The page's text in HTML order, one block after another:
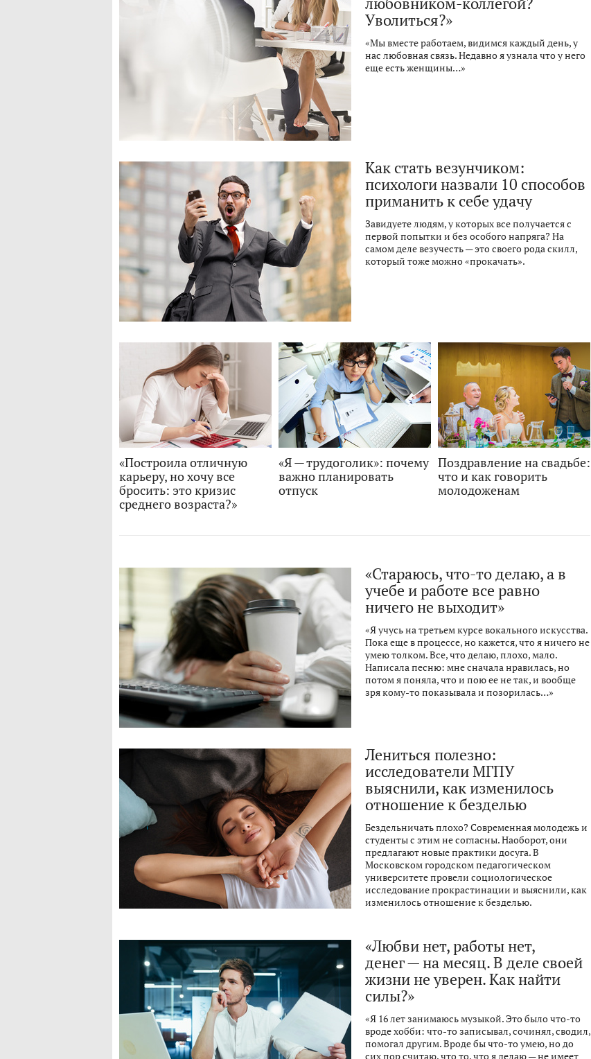
Уволиться?»
«Мы вместе работаем, видимся каждый день, у
нас любовная связь. Недавно я узнала что у него
еще есть женщины…»
Как стать везунчиком:
психологи назвали 10 способов
приманить к себе удачу
Завидуете людям, у которых все получается с
первой попытки и без особого напряга? На
самом деле везучесть — это своего рода скилл,
который тоже можно «прокачать».
«Построила отличную
карьеру, но хочу все
бросить: это кризис
среднего возраста?»
«Я — трудоголик»: почему
важно планировать
отпуск
Поздравление на свадьбе:
что и как говорить
молодоженам
«Стараюсь, что-то делаю, а в
учебе и работе все равно
ничего не выходит»
«Я учусь на третьем курсе вокального искусства.
Пока еще в процессе, но кажется, что я ничего не
умею толком. Все, что делаю, плохо, мало.
Написала песню: мне сначала нравилась, но
потом я поняла, что и пою ее не так, и вообще
зря кому-то показывала и позорилась…»
Лениться полезно:
исследователи МГПУ
выяснили, как изменилось
отношение к безделью
Бездельничать плохо? Современная молодежь и
студенты с этим не согласны. Наоборот, они
предлагают новые практики досуга. В
Московском городском педагогическом
университете провели социологическое
исследование прокрастинации и выяснили, как
изменилось отношение к безделью.
«Любви нет, работы нет,
денег — на месяц. В деле своей
жизни не уверен. Как найти
силы?»
«Я 16 лет занимаюсь музыкой. Это было что-то
вроде хобби: что-то записывал, сочинял, сводил,
помогал другим. Вроде бы что-то умею, но до
сих пор считаю, что то, что я делаю — не имеет